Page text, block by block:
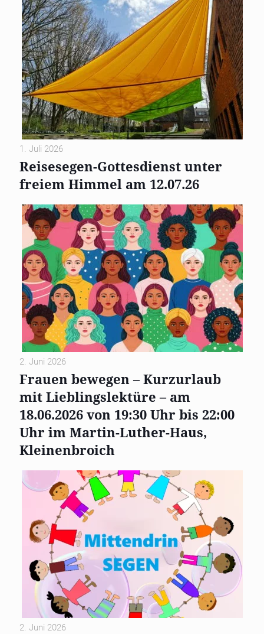
1. Juli 2026
Reisesegen-Gottesdienst unter
freiem Himmel am 12.07.26
2. Juni 2026
Frauen bewegen – Kurzurlaub
mit Lieblingslektüre – am
18.06.2026 von 19:30 Uhr bis 22:00
Uhr im Martin-Luther-Haus,
Kleinenbroich
2. Juni 2026